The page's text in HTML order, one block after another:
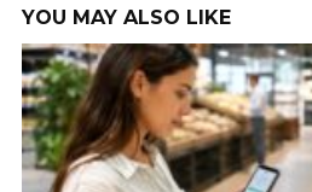
YOU MAY ALSO LIKE